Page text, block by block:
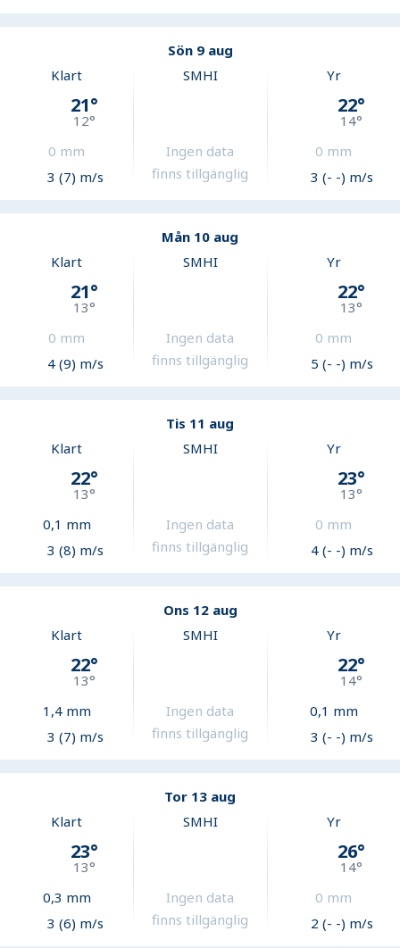
Sön 9 aug
Klart
21°
12°
0 mm
3 (7) m/s
SMHI
Ingen data
finns tillgänglig
Yr
22°
14°
0 mm
3 (- -) m/s
Mån 10 aug
Klart
21°
13°
0 mm
4 (9) m/s
SMHI
Ingen data
finns tillgänglig
Yr
22°
13°
0 mm
5 (- -) m/s
Tis 11 aug
Klart
22°
13°
0,1 mm
3 (8) m/s
SMHI
Ingen data
finns tillgänglig
Yr
23°
13°
0 mm
4 (- -) m/s
Ons 12 aug
Klart
22°
13°
1,4mm
3 (7) m/s
SMHI
Ingen data
finns tillgänglig
Yr
22°
14°
0,1 mm
3 (- -) m/s
Tor 13 aug
Klart
23°
13°
0,3 mm
3 (6) m/s
SMHI
Ingen data
finns tillgänglig
Yr
26°
14°
0 mm
2 (- -) m/s